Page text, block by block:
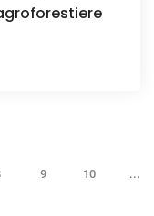
9 10 ...